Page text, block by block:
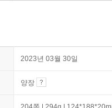
2023년 03월 30일
양장